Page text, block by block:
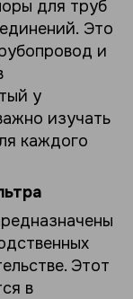
для труб
Это
и
у
изучать
каждого
Этот
в